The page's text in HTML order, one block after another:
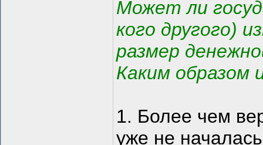
Может ли
кого другого)
размер
Каким образом
1. Более чем
уже не